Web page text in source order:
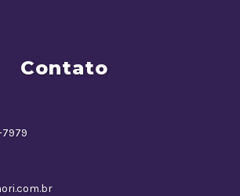
Contato
7979